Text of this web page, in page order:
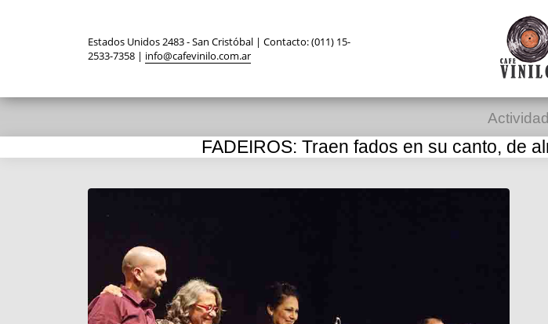
Estados Unidos 2483 - San Cristóbal | Contacto: (011) 15-
2533-7358 | info@cafevinilo.com.ar
FADEIROS: Traen fados en su canto, de